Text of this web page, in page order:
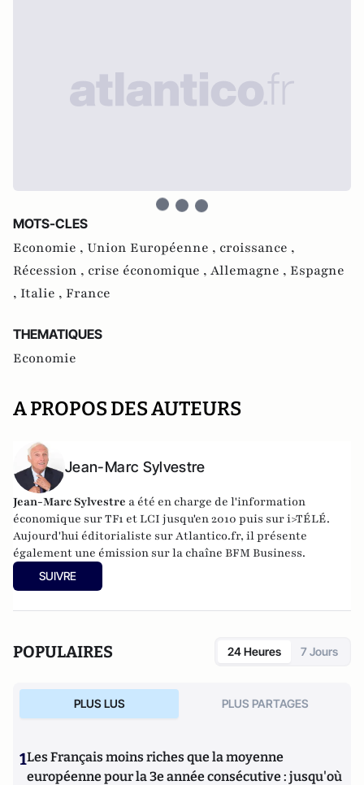
MOTS-CLES
Economie , Union Européenne , croissance ,
Récession , crise économique , Allemagne , Espagne
, Italie , France
THEMATIQUES
Economie
A PROPOS DES AUTEURS
Jean-Marc Sylvestre
Jean-Marc Sylvestre a été en charge de l'information
économique sur TF1 et LCI jusqu'en 2010 puis sur i>TÉLÉ.
Aujourd'hui éditorialiste sur Atlantico.fr, il présente
également une émission sur la chaîne BFM Business.
SUIVRE
POPULAIRES 24 Heures 7 Jours
PLUS LUS PLUS PARTAGES
1Les Français moins riches que la moyenne
européenne pour la 3e année consécutive : jusqu'où